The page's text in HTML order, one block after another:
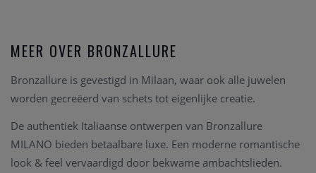
MEER OVER BRONZALLURE
Bronzallure is gevestigd in Milaan, waar ook alle juwelen
worden gecreëerd van schets tot eigenlijke creatie.
De authentiek Italiaanse ontwerpen van Bronzallure
MILANO bieden betaalbare luxe. Een moderne romantische
look & feel vervaardigd door bekwame ambachtslieden.